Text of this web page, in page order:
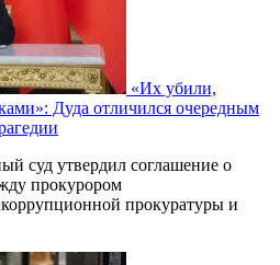
«Их убили,
Дуда отличился очередным
суд утвердил соглашение о
прокурором
прокуратуры и